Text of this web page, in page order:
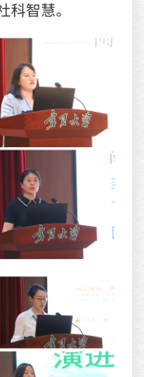
科智慧。